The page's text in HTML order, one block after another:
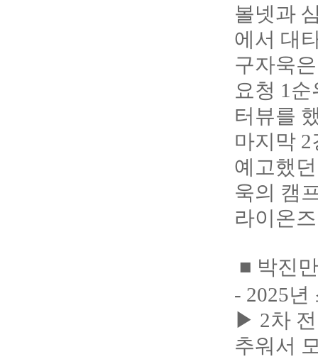
볼넷과
에서 대
구자욱
요청 1
터뷰를
마지막
예고했
욱의 캠
라이온
■ 박진
- 2025
▶ 2차
추워서